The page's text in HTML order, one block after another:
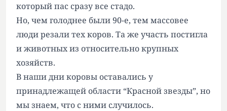
который пас сразу все стадо.
Но, чем голоднее были 90-е, тем массовее
люди резали тех коров. Та же участь постигла
и животных из относительно крупных
хозяйств.
В наши дни коровы оставались у
принадлежащей области “Красной звезды”, но
мы знаем, что с ними случилось.